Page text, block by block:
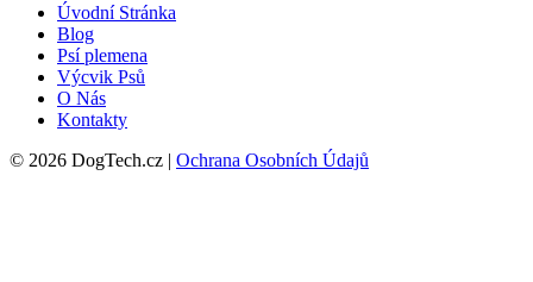
Úvodní Stránka
Blog
Psí plemena
Výcvik Psů
O Nás
Kontakty
© 2026 DogTech.cz | Ochrana Osobních Údajů